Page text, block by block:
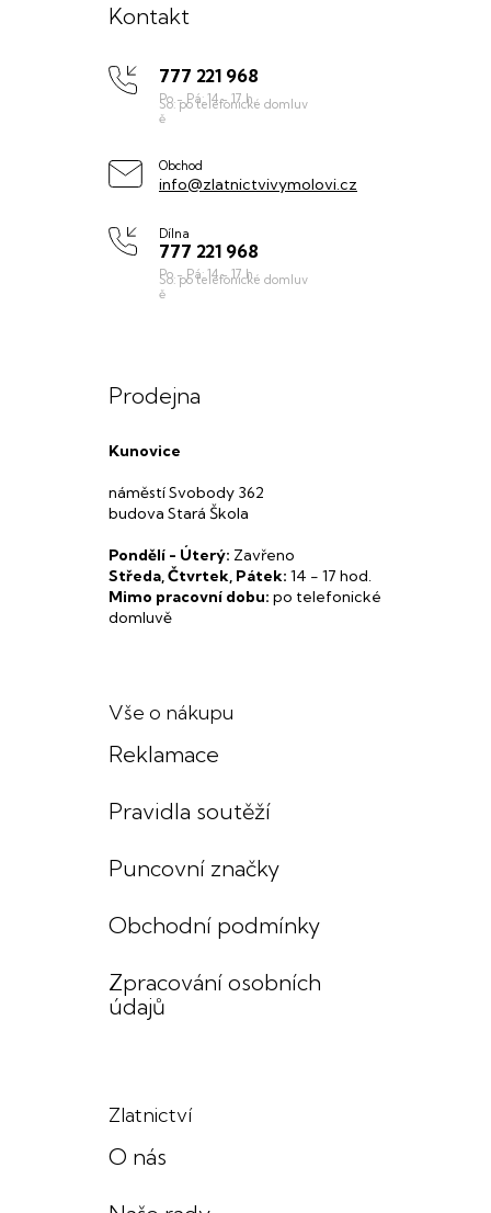
Kontakt
777 221 968
Obchod
info@zlatnictvivymolovi.cz
Dílna
777 221 968
Prodejna
Kunovice
náměstí Svobody 362
budova Stará Škola
Pondělí - Úterý: Zavřeno
Středa, Čtvrtek, Pátek: 14 - 17 hod.
Mimo pracovní dobu: po telefonické
domluvě
Vše o nákupu
Reklamace
Pravidla soutěží
Puncovní značky
Obchodní podmínky
Zpracování osobních
údajů
Zlatnictví
O nás